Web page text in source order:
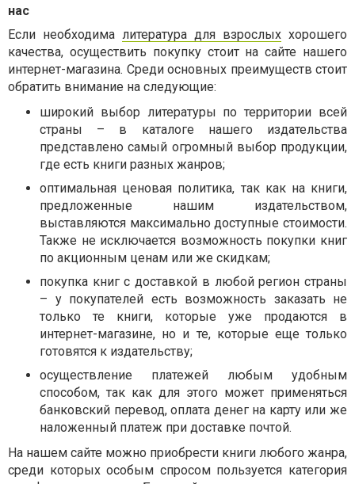
нас
Если необходима литература для взрослых хорошего
качества, осуществить покупку стоит на сайте нашего
интернет-магазина. Среди основных преимуществ стоит
обратить внимание на следующие:
широкий выбор литературы по территории всей
страны – в каталоге нашего издательства
представлено самый огромный выбор продукции,
где есть книги разных жанров;
оптимальная ценовая политика, так как на книги,
предложенные нашим издательством,
выставляются максимально доступные стоимости.
Также не исключается возможность покупки книг
по акционным ценам или же скидкам;
покупка книг с доставкой в любой регион страны
– у покупателей есть возможность заказать не
только те книги, которые уже продаются в
интернет-магазине, но и те, которые еще только
готовятся к издательству;
осуществление платежей любым удобным
способом, так как для этого может применяться
банковский перевод, оплата денег на карту или же
наложенный платеж при доставке почтой.
На нашем сайте можно приобрести книги любого жанра,
среди которых особым спросом пользуется категория